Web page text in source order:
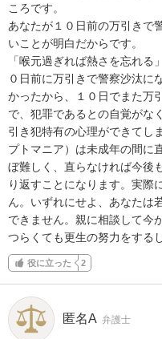
ころです。
あなたが１０日前の万引きで
いことが明白だからです。
「喉元過ぎれば熱さを忘れる
０日前に万引きで警察沙汰に
かったから、１０日でまた万
で、犯罪であるとの自覚がな
引き犯特有の心理ができてし
プトマニア）は未成年の間に
ぼ難しく、直らなければ今後
り返すことになります。実際
ん。いずれにせよ、あなたは
できません。親に相談して今
つらくても更生の努力をする
役に立った 2
匿名A 弁護士